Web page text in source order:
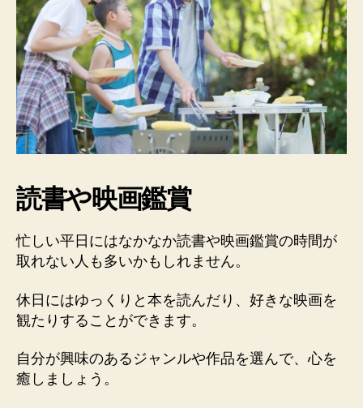
読書や映画鑑賞
忙しい平日にはなかなか読書や映画鑑賞の時間が
取れない人も多いかもしれません。
休日にはゆっくりと本を読んだり、好きな映画を
観たりすることができます。
自分が興味のあるジャンルや作品を選んで、心を
癒しましょう。